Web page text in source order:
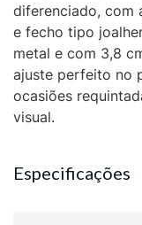
diferenciado, com
e fecho tipo
metal e com 3,8
ajuste perfeito no
ocasiões
visual.
Especificações